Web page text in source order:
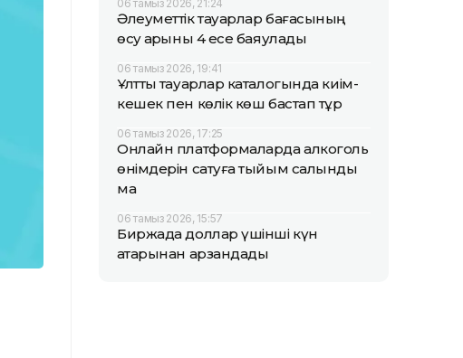
06 тамыз 2026, 21:24
Әлеуметтік тауарлар бағасының
өсу қарқыны 4 есе баяулады
06 тамыз 2026, 19:41
Ұлттық тауарлар каталогында киім-
кешек пен көлік көш бастап тұр
06 тамыз 2026, 17:25
Онлайн платформаларда алкоголь
өнімдерін сатуға тыйым салынды
ма
06 тамыз 2026, 15:57
Биржада доллар үшінші күн
қатарынан арзандады